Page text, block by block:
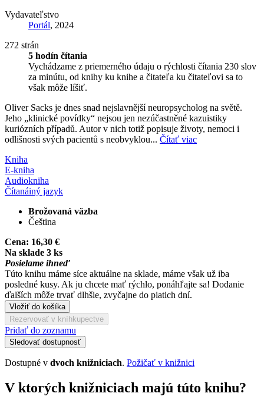
Vydavateľstvo
Portál, 2024
272 strán
5 hodín čítania
Vychádzame z priemerného údaju o rýchlosti čítania 230 slov
za minútu, od knihy ku knihe a čitateľa ku čitateľovi sa to
však môže líšiť.
Oliver Sacks je dnes snad nejslavnější neuropsycholog na světě.
Jeho „klinické povídky“ nejsou jen nezúčastněné kazuistiky
kuriózních případů. Autor v nich totiž popisuje životy, nemoci i
odlišnosti svých pacientů s neobvyklou... Čítať viac
Kniha
E-kniha
Audiokniha
Čítanáiný jazyk
Brožovaná väzba
Čeština
Cena: 16,30 €
Na sklade 3 ks
Posielame ihneď
Túto knihu máme síce aktuálne na sklade, máme však už iba
posledné kusy. Ak ju chcete mať rýchlo, ponáhľajte sa! Dodanie
ďalších môže trvať dlhšie, zvyčajne do piatich dní.
Vložiť do košíka
Rezervovať v kníhkupectve
Pridať do zoznamu
Sledovať dostupnosť
Dostupné v dvoch knižniciach. Požičať v knižnici
V ktorých knižniciach majú túto knihu?